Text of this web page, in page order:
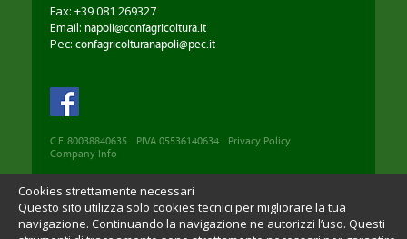
Fax: +39 081 269327
Email: napoli@confagricoltura.it
Pec: confagricolturanapoli@pec.it
C.F. 80038840635 P.IVA 05536140634
Privacy Policy
Company Info
Cookies strettamente necessari
Questo sito utilizza solo cookies tecnici per migliorare la tua
navigazione. Continuando la navigazione ne autorizzi l’uso. Questi